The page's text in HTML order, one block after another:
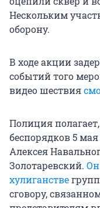
Нескольким
оборону.
В ходе акции
событий того
видео шествия
Полиция
беспорядков 5
Алексея
Золотаревский. Он
хулиганстве
сговору,